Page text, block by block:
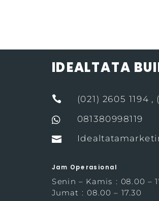
IDEALTATA
 (021) 2605 1194 ,
 081380998119

Jam Operasional
Senin – Kamis : 08.00 –
Jumat : 08.00 – 17.30